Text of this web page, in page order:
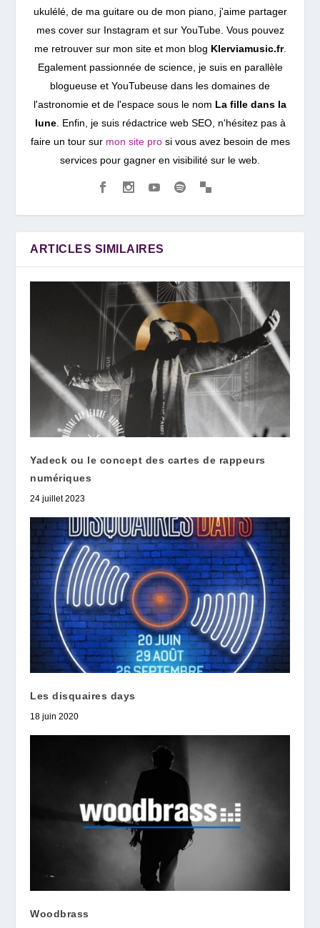
ukulélé, de ma guitare ou de mon piano, j'aime partager
mes cover sur Instagram et sur YouTube. Vous pouvez
me retrouver sur mon site et mon blog Klerviamusic.fr.
Egalement passionnée de science, je suis en parallèle
blogueuse et YouTubeuse dans les domaines de
l'astronomie et de l'espace sous le nom La fille dans la
lune. Enfin, je suis rédactrice web SEO, n'hésitez pas à
faire un tour sur mon site prosi vous avez besoin de mes
services pour gagner en visibilité sur le web.
ARTICLES SIMILAIRES
Yadeck ou le concept des cartes de rappeurs
numériques
24 juillet 2023
Les disquaires days
18 juin 2020
Woodbrass